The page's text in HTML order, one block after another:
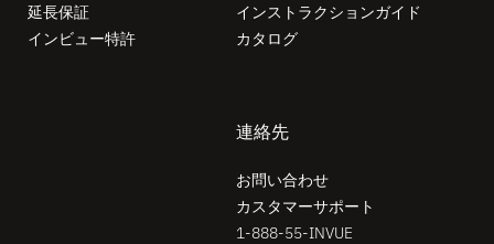
延長保証
インビュー特許
インストラクションガイド
カタログ
連絡先
お問い合わせ
カスタマーサポート
1-888-55-INVUE